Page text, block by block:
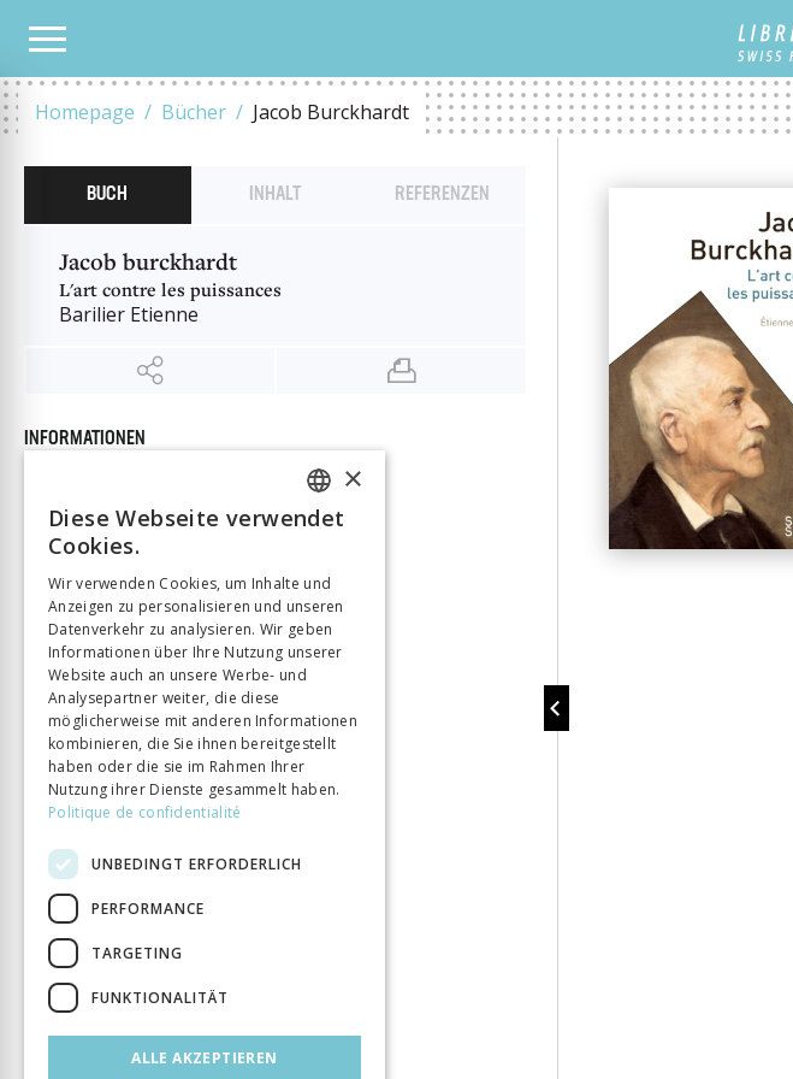
Homepage Bücher Jacob Burckhardt
UNSER KATALOG
BUCH INHALT REFERENZEN
Jacob burckhardt
L'art contre les puissances
Barilier Etienne
INFORMATIONEN
ISBN
9782832322970
Seitenzahl
192
Erscheinungsjahr
16 Mai 2024
Format
12 x 18
Art des Buches
Monographie
FRENCH
ITALIAN
×
Diese Webseite verwendet
Cookies.
Wir verwenden Cookies, um Inhalte und
Anzeigen zu personalisieren und unseren
Datenverkehr zu analysieren. Wir geben
Informationen über Ihre Nutzung unserer
Website auch an unsere Werbe- und
Analysepartner weiter, die diese
möglicherweise mit anderen Informationen
kombinieren, die Sie ihnen bereitgestellt
haben oder die sie im Rahmen Ihrer
Nutzung ihrer Dienste gesammelt haben.
Politique de confidentialité
UNBEDINGT ERFORDERLICH
PERFORMANCE
TARGETING
FUNKTIONALITÄT
ALLE AKZEPTIEREN